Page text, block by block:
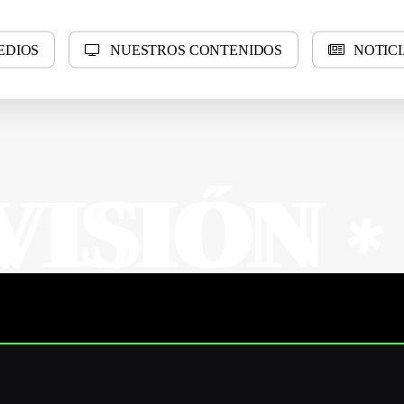
DIOS NUESTROS CONTENIDOS NOTICI